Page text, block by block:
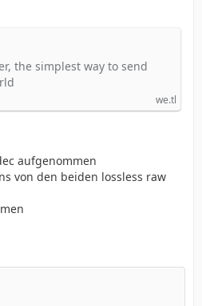
the simplest way to send
we.tl
aufgenommen
von den beiden lossless raw